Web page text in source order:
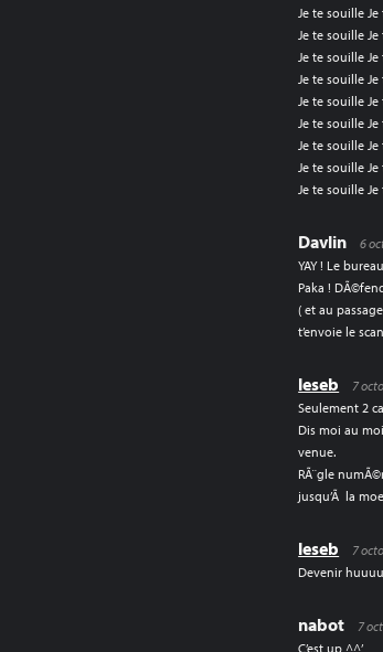
Je te souille
Je te souille
Je te souille
Je te souille
Je te souille
Je te souille
Je te souille
Je te souille
Je te souille
Davlin
6
YAY ! Le
Paka !
( et au
t’envoie le
leseb
7
Seulement 2
Dis moi au
venue.
RÃ¨gle
jusqu’Ã la
leseb
7
Devenir
nabot
7
C’est up ^^’